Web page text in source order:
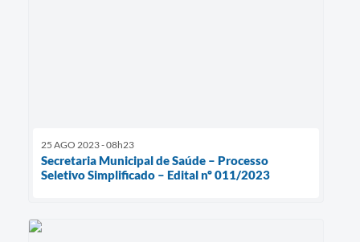
25 AGO 2023 - 08h23
Secretaria Municipal de Saúde – Processo
Seletivo Simplificado – Edital nº 011/2023